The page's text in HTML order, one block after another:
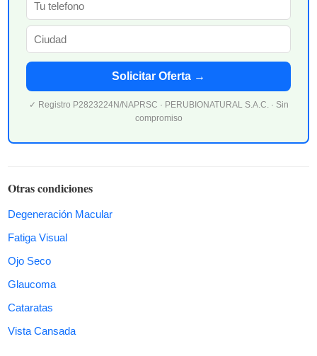
Solicitar Oferta →
✓ Registro P2823224N/NAPRSC · PERUBIONATURAL S.A.C. · Sin
compromiso
Otras condiciones
Degeneración Macular
Fatiga Visual
Ojo Seco
Glaucoma
Cataratas
Vista Cansada